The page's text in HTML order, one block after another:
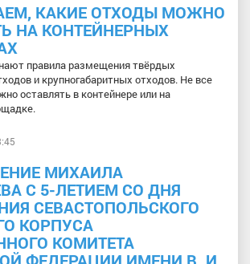
КАКИЕ ОТХОДЫ МОЖНО
НА КОНТЕЙНЕРНЫХ
правила размещения твёрдых
и крупногабаритных отходов. Не все
оставлять в контейнере или на
МИХАИЛА
С 5-ЛЕТИЕМ СО ДНЯ
СЕВАСТОПОЛЬСКОГО
КОРПУСА
КОМИТЕТА
ФЕДЕРАЦИИ ИМЕНИ В. И.